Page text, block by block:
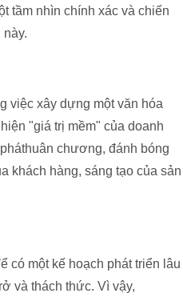
tầm nhìn chính xác và chiến
việc xây dựng một văn hóa
"giá trị mềm" của doanh
chương, đánh bóng
khách hàng, sáng tạo của sản
có một kế hoạch phát triển lâu
và thách thức. Vì vậy,